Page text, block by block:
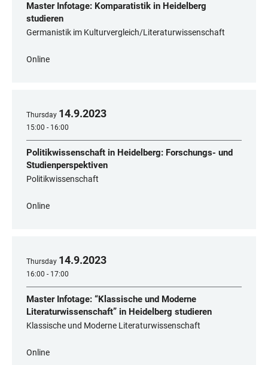
Master Infotage: Komparatistik in Heidelberg
studieren
Germanistik im Kulturvergleich/Literaturwissenschaft
Online
Thursday 14.9.2023
15:00 - 16:00
Politikwissenschaft in Heidelberg: Forschungs- und
Studienperspektiven
Politikwissenschaft
Online
Thursday 14.9.2023
16:00 - 17:00
Master Infotage: “Klassische und Moderne
Literaturwissenschaft” in Heidelberg studieren
Klassische und Moderne Literaturwissenschaft
Online